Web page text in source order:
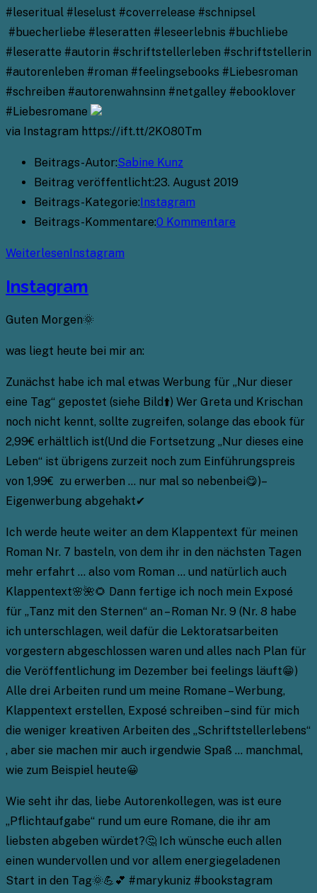
#leseritual #leselust #coverrelease #schnipsel
#buecherliebe #leseratten #leseerlebnis #buchliebe
#leseratte #autorin #schriftstellerleben #schriftstellerin
#autorenleben #roman #feelingsebooks #Liebesroman
#schreiben #autorenwahnsinn #netgalley #ebooklover
#Liebesromane
via Instagram https://ift.tt/2KO80Tm
Beitrags-Autor:Sabine Kunz
Beitrag veröffentlicht:23. August 2019
Beitrags-Kategorie:Instagram
Beitrags-Kommentare:0 Kommentare
WeiterlesenInstagram
Instagram
Guten Morgen🌞
was liegt heute bei mir an:
Zunächst habe ich mal etwas Werbung für „Nur dieser
eine Tag“ gepostet (siehe Bild⬆️) Wer Greta und Krischan
noch nicht kennt, sollte zugreifen, solange das ebook für
2,99€ erhältlich ist(Und die Fortsetzung „Nur dieses eine
Leben“ ist übrigens zurzeit noch zum Einführungspreis
von 1,99€ zu erwerben … nur mal so nebenbei😋)–
Eigenwerbung abgehakt✔
Ich werde heute weiter an dem Klappentext für meinen
Roman Nr. 7 basteln, von dem ihr in den nächsten Tagen
mehr erfahrt … also vom Roman … und natürlich auch
Klappentext🌸🌺🌻 Dann fertige ich noch mein Exposé
für „Tanz mit den Sternen“ an – Roman Nr. 9 (Nr. 8 habe
ich unterschlagen, weil dafür die Lektoratsarbeiten
vorgestern abgeschlossen waren und alles nach Plan für
die Veröffentlichung im Dezember bei feelings läuft😁)
Alle drei Arbeiten rund um meine Romane – Werbung,
Klappentext erstellen, Exposé schreiben – sind für mich
die weniger kreativen Arbeiten des „Schriftstellerlebens“
, aber sie machen mir auch irgendwie Spaß … manchmal,
wie zum Beispiel heute😀
Wie seht ihr das, liebe Autorenkollegen, was ist eure
„Pflichtaufgabe“ rund um eure Romane, die ihr am
liebsten abgeben würdet?🤔 Ich wünsche euch allen
einen wundervollen und vor allem energiegeladenen
Start in den Tag🌞💪💕 #marykuniz #bookstagram